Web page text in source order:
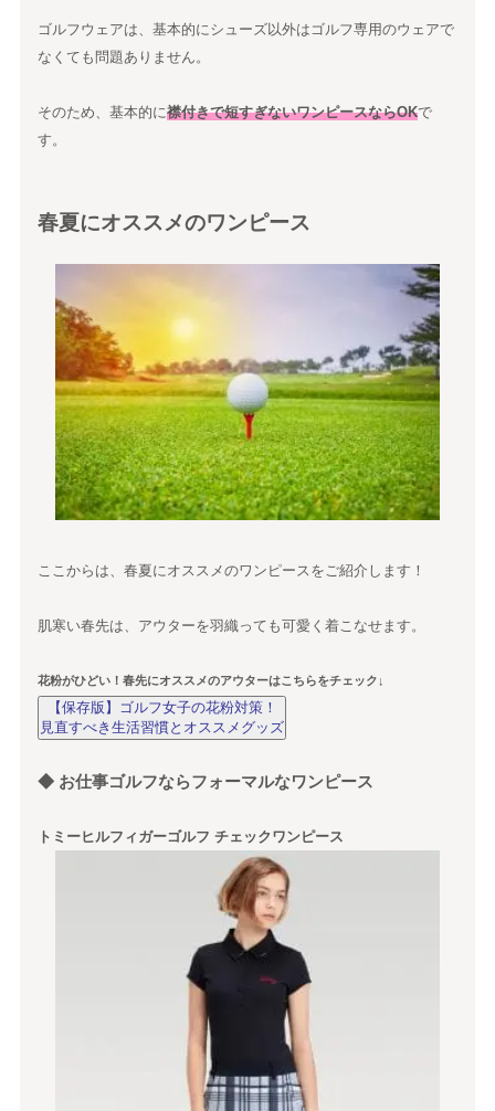
ゴルフウェアは、基本的にシューズ以外はゴルフ専用のウェアで
なくても問題ありません。
そのため、基本的に襟付きで短すぎないワンピースならOKで
す。
春夏にオススメのワンピース
ここからは、春夏にオススメのワンピースをご紹介します！
肌寒い春先は、アウターを羽織っても可愛く着こなせます。
花粉がひどい！春先にオススメのアウターはこちらをチェック↓
【保存版】ゴルフ女子の花粉対策！
見直すべき生活習慣とオススメグッズ
◆ お仕事ゴルフならフォーマルなワンピース
トミーヒルフィガーゴルフ チェックワンピース